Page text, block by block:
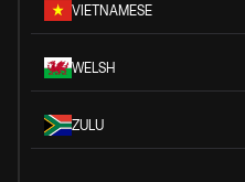
VIETNAMESE
WELSH
ZULU